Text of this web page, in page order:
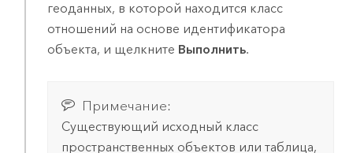
геоданных, в которой находится класс
отношений на основе идентификатора
объекта, и щелкните Выполнить.
Примечание:
Существующий исходный класс
пространственных объектов или таблица,